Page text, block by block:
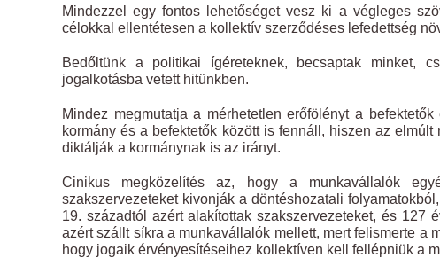
Mindezzel egy fontos lehetőséget vesz ki a végleges
célokkal ellentétesen a kollektív szerződéses lefedettség
Bedőltünk a politikai ígéreteknek, becsaptak minket,
jogalkotásba vetett hitünkben.
Mindez megmutatja a mérhetetlen erőfölényt a
kormány és a befektetők között is fennáll, hiszen az
diktálják a kormánynak is az irányt.
Cinikus megközelítés az, hogy a munkavállalók
szakszervezeteket kivonják a döntéshozatali
19. századtól azért alakítottak szakszervezeteket, és 127
azért szállt síkra a munkavállalók mellett, mert felismerte a
hogy jogaik érvényesítéseihez kollektíven kell fellépniük a